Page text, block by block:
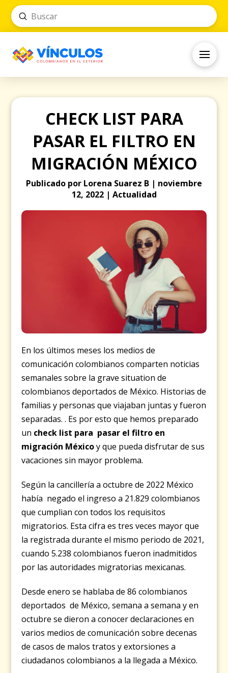
Search
Submit
CHECK LIST PARA
PASAR EL FILTRO EN
MIGRACIÓN MÉXICO
Publicado por Lorena Suarez B | noviembre
12, 2022 | Actualidad
En los últimos meses los medios de
comunicación colombianos comparten noticias
semanales sobre la grave situation de
colombianos deportados de México. Historias de
familias y personas que viajaban juntas y fueron
separadas. . Es por esto que hemos preparado
un check list para pasar el filtro en
migración Méxicoy que pueda disfrutar de sus
vacaciones sin mayor problema.
Según la cancillería a octubre de 2022 México
había negado el ingreso a 21.829 colombianos
que cumplian con todos los requisitos
migratorios. Esta cifra es tres veces mayor que
la registrada durante el mismo periodo de 2021,
cuando 5.238 colombianos fueron inadmitidos
por las autoridades migratorias mexicanas.
Desde enero se hablaba de 86 colombianos
deportados de México, semana a semana y en
octubre se dieron a conocer declaraciones en
varios medios de comunicación sobre decenas
de casos de malos tratos y extorsiones a
ciudadanos colombianos a la llegada a México.